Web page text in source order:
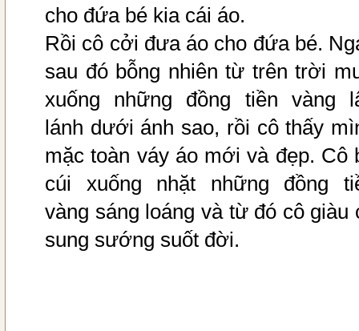
cho đứa bé kia cái áo.
Rồi cô cởi đưa áo cho đứa bé.
sau đó bỗng nhiên từ trên trời
xuống những đồng tiền vàng
lánh dưới ánh sao, rồi cô thấy
mặc toàn váy áo mới và đẹp. Cô
cúi xuống nhặt những đồng
vàng sáng loáng và từ đó cô giàu
sung sướng suốt đời.